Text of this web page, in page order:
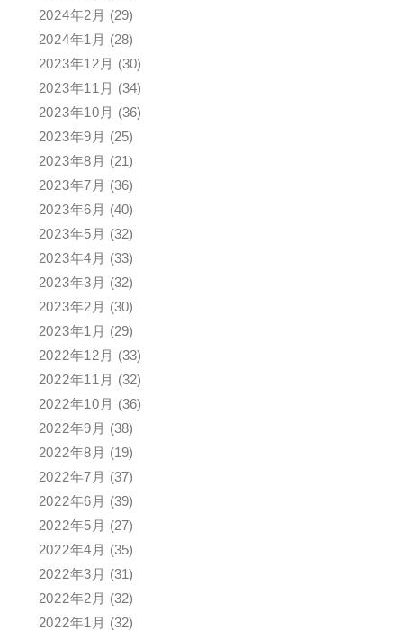
2024年2月 (29)
2024年1月 (28)
2023年12月 (30)
2023年11月 (34)
2023年10月 (36)
2023年9月 (25)
2023年8月 (21)
2023年7月 (36)
2023年6月 (40)
2023年5月 (32)
2023年4月 (33)
2023年3月 (32)
2023年2月 (30)
2023年1月 (29)
2022年12月 (33)
2022年11月 (32)
2022年10月 (36)
2022年9月 (38)
2022年8月 (19)
2022年7月 (37)
2022年6月 (39)
2022年5月 (27)
2022年4月 (35)
2022年3月 (31)
2022年2月 (32)
2022年1月 (32)